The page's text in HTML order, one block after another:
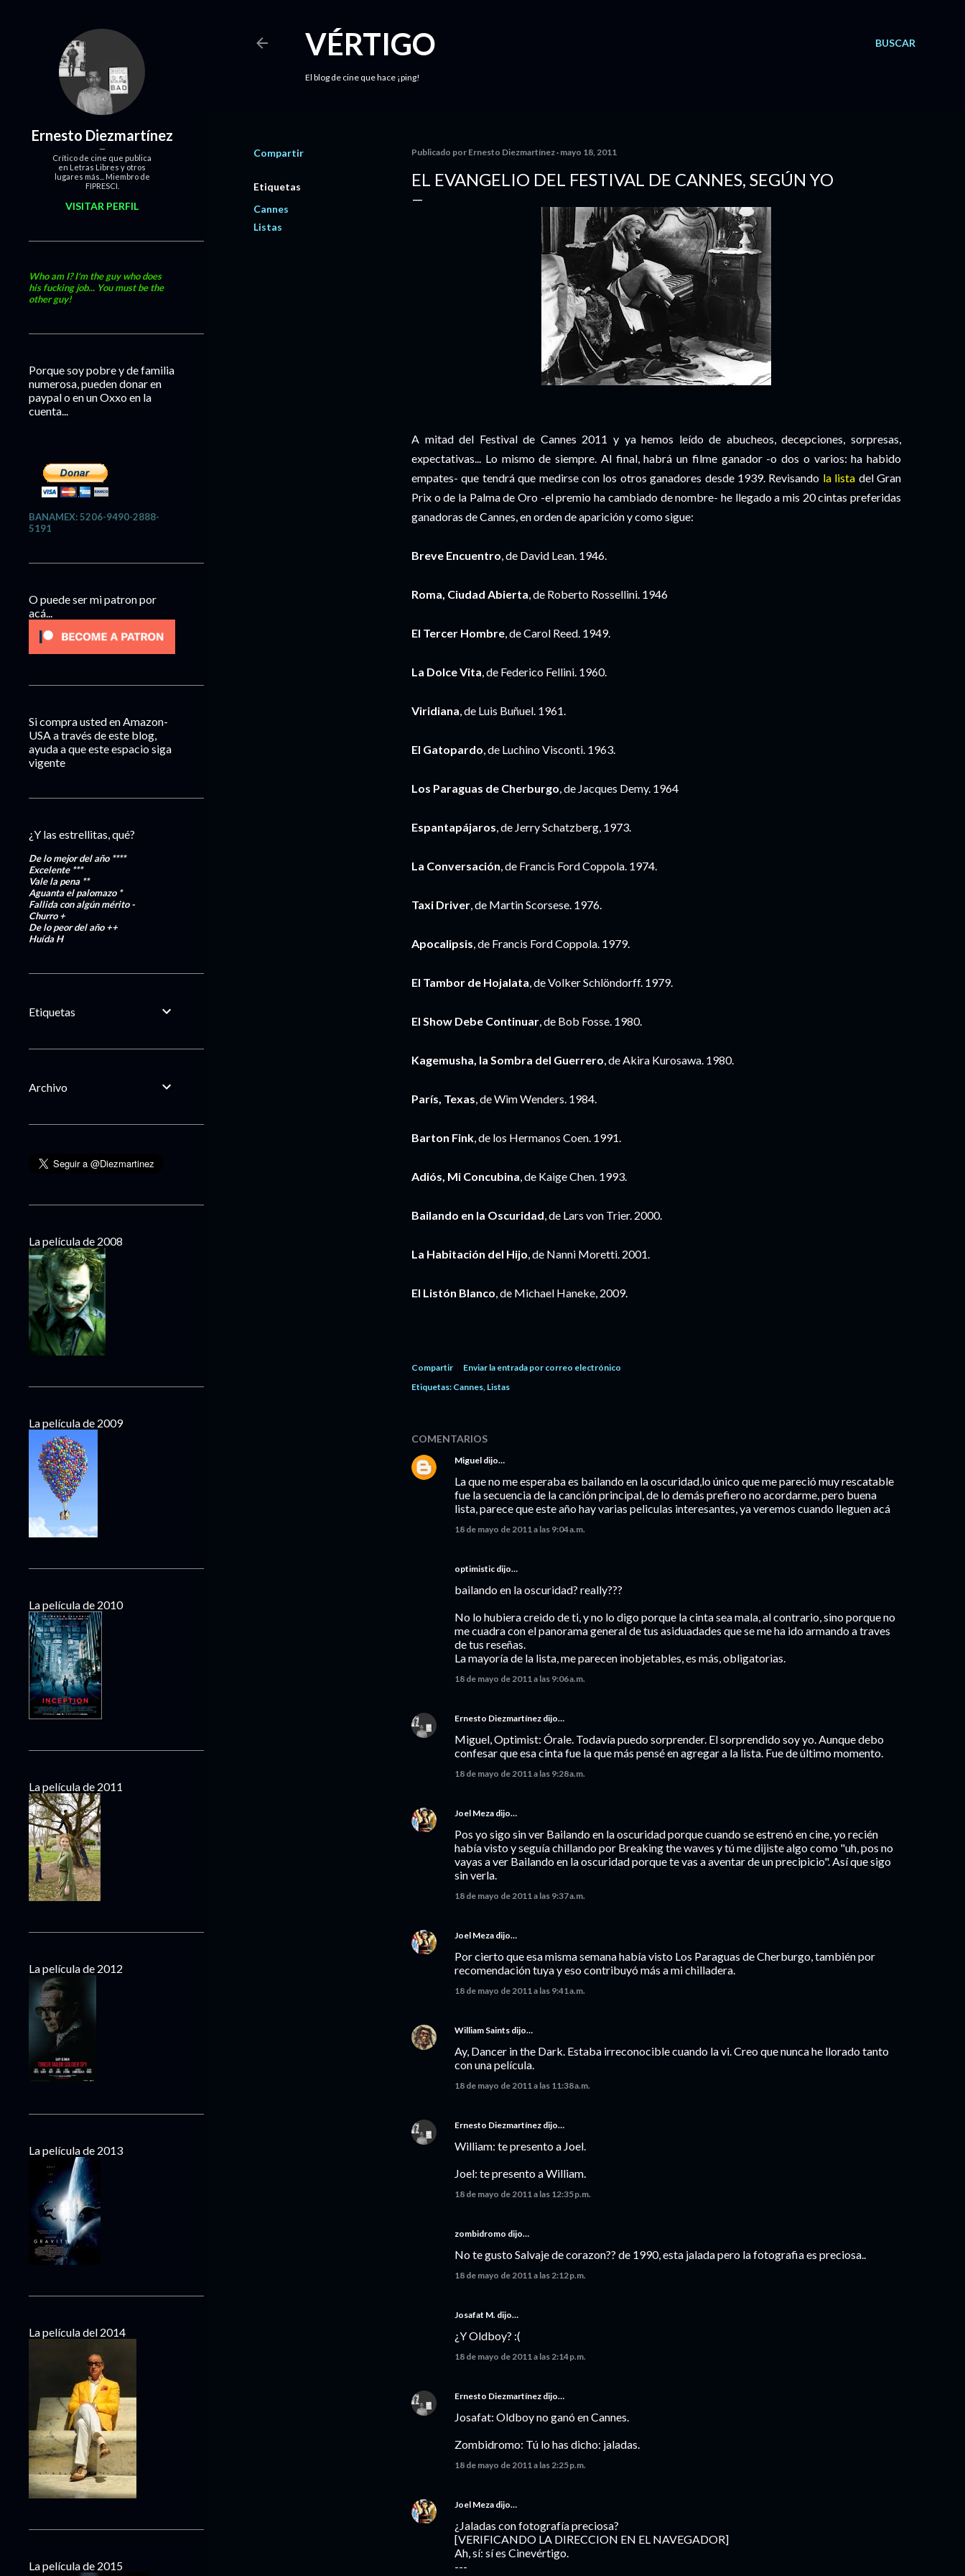
BUSCAR
VÉRTIGO
El blog de cine que hace ¡ping!
Compartir
Etiquetas
Cannes
Listas
Publicado por Ernesto Diezmartínez mayo 18, 2011
EL EVANGELIO DEL FESTIVAL DE CANNES, SEGÚN YO
A mitad del Festival de Cannes 2011 y ya hemos leído de abucheos, decepciones, sorpresas,
expectativas... Lo mismo de siempre. Al final, habrá un filme ganador -o dos o varios: ha habido
empates- que tendrá que medirse con los otros ganadores desde 1939. Revisando la lista del Gran
Prix o de la Palma de Oro -el premio ha cambiado de nombre- he llegado a mis 20 cintas preferidas
ganadoras de Cannes, en orden de aparición y como sigue:
Breve Encuentro, de David Lean. 1946.
Roma, Ciudad Abierta, de Roberto Rossellini. 1946
El Tercer Hombre, de Carol Reed. 1949.
La Dolce Vita, de Federico Fellini. 1960.
Viridiana, de Luis Buñuel. 1961.
El Gatopardo, de Luchino Visconti. 1963.
Los Paraguas de Cherburgo, de Jacques Demy. 1964
Espantapájaros, de Jerry Schatzberg, 1973.
La Conversación, de Francis Ford Coppola. 1974.
Taxi Driver, de Martin Scorsese. 1976.
Apocalipsis, de Francis Ford Coppola. 1979.
El Tambor de Hojalata, de Volker Schlöndorff. 1979.
El Show Debe Continuar, de Bob Fosse. 1980.
Kagemusha, la Sombra del Guerrero, de Akira Kurosawa. 1980.
París, Texas, de Wim Wenders. 1984.
Barton Fink, de los Hermanos Coen. 1991.
Adiós, Mi Concubina, de Kaige Chen. 1993.
Bailando en la Oscuridad, de Lars von Trier. 2000.
La Habitación del Hijo, de Nanni Moretti. 2001.
El Listón Blanco, de Michael Haneke, 2009.
Compartir
Enviar la entrada por correo electrónico
Etiquetas: Cannes Listas
COMENTARIOS
Miguel dijo…
La que no me esperaba es bailando en la oscuridad,lo único que me pareció muy rescatable
fue la secuencia de la canción principal, de lo demás prefiero no acordarme, pero buena
lista, parece que este año hay varias peliculas interesantes, ya veremos cuando lleguen acá
18 de mayo de 2011 a las 9:04 a.m.
optimistic dijo…
bailando en la oscuridad? really???
No lo hubiera creido de ti, y no lo digo porque la cinta sea mala, al contrario, sino porque no
me cuadra con el panorama general de tus asiduadades que se me ha ido armando a traves
de tus reseñas.
La mayoría de la lista, me parecen inobjetables, es más, obligatorias.
18 de mayo de 2011 a las 9:06 a.m.
Ernesto Diezmartínez dijo…
Miguel, Optimist: Órale. Todavía puedo sorprender. El sorprendido soy yo. Aunque debo
confesar que esa cinta fue la que más pensé en agregar a la lista. Fue de último momento.
18 de mayo de 2011 a las 9:28 a.m.
Joel Meza dijo…
Pos yo sigo sin ver Bailando en la oscuridad porque cuando se estrenó en cine, yo recién
había visto y seguía chillando por Breaking the waves y tú me dijiste algo como "uh, pos no
vayas a ver Bailando en la oscuridad porque te vas a aventar de un precipicio". Así que sigo
sin verla.
18 de mayo de 2011 a las 9:37 a.m.
Joel Meza dijo…
Por cierto que esa misma semana había visto Los Paraguas de Cherburgo, también por
recomendación tuya y eso contribuyó más a mi chilladera.
18 de mayo de 2011 a las 9:41 a.m.
William Saints dijo…
Ay, Dancer in the Dark. Estaba irreconocible cuando la vi. Creo que nunca he llorado tanto
con una película.
18 de mayo de 2011 a las 11:38 a.m.
Ernesto Diezmartínez dijo…
William: te presento a Joel.
Joel: te presento a William.
18 de mayo de 2011 a las 12:35 p.m.
zombidromo dijo…
No te gusto Salvaje de corazon?? de 1990, esta jalada pero la fotografia es preciosa..
18 de mayo de 2011 a las 2:12 p.m.
Josafat M. dijo…
¿Y Oldboy? :(
18 de mayo de 2011 a las 2:14 p.m.
Ernesto Diezmartínez dijo…
Josafat: Oldboy no ganó en Cannes.
Zombidromo: Tú lo has dicho: jaladas.
18 de mayo de 2011 a las 2:25 p.m.
Joel Meza dijo…
¿Jaladas con fotografía preciosa?
[VERIFICANDO LA DIRECCION EN EL NAVEGADOR]
Ah, sí: sí es Cinevértigo.
---
Ernesto Diezmartínez
Crítico de cine que publica
en Letras Libres y otros
lugares más... Miembro de
FIPRESCI.
VISITAR PERFIL
Who am I? I'm the guy who does
his fucking job... You must be the
other guy!
Porque soy pobre y de familia
numerosa, pueden donar en
paypal o en un Oxxo en la
cuenta...
BANAMEX: 5206-9490-2888-
5191
O puede ser mi patron por
acá...
Si compra usted en Amazon-
USA a través de este blog,
ayuda a que este espacio siga
vigente
¿Y las estrellitas, qué?
De lo mejor del año ****
Excelente***
Vale la pena **
Aguanta el palomazo *
Fallida con algún mérito-
Churro+
De lo peor del año++
HuídaH
Etiquetas
Archivo
La película de 2008
La película de 2009
La película de 2010
La película de 2011
La película de 2012
La película de 2013
La película del 2014
La película de 2015